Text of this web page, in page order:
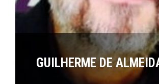
GUILHERME DE